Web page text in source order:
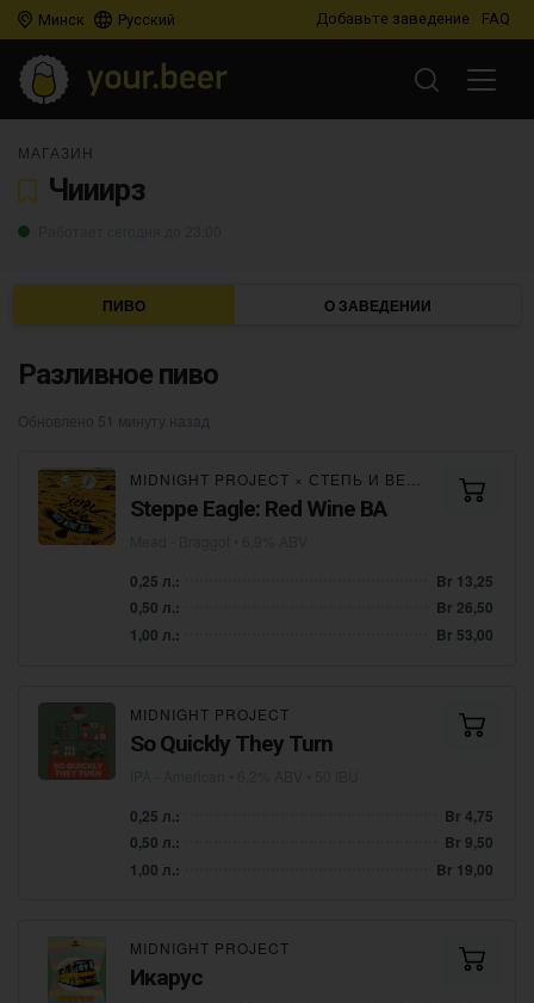
Минск Русский Добавьте заведение FAQ
МАГАЗИН
Чииирз
ПИВО О ЗАВЕДЕНИИ
Разливное пиво
Обновлено 51 минуту назад
MIDNIGHT PROJECT × СТЕПЬ И ВЕТЕР
Steppe Eagle: Red Wine BA
0,25 л.:
Br 13,25
0,50 л.:
Br 26,50
1,00 л.:
Br 53,00
MIDNIGHT PROJECT
So Quickly They Turn
0,25 л.:
Br 4,75
0,50 л.:
Br 9,50
1,00 л.:
Br 19,00
MIDNIGHT PROJECT
Икарус